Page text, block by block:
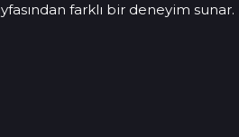
farklı bir deneyim sunar.